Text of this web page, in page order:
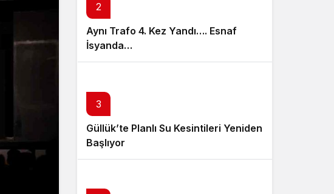
2
Aynı Trafo 4. Kez Yandı…. Esnaf
İsyanda…
3
Güllük’te Planlı Su Kesintileri Yeniden
Başlıyor